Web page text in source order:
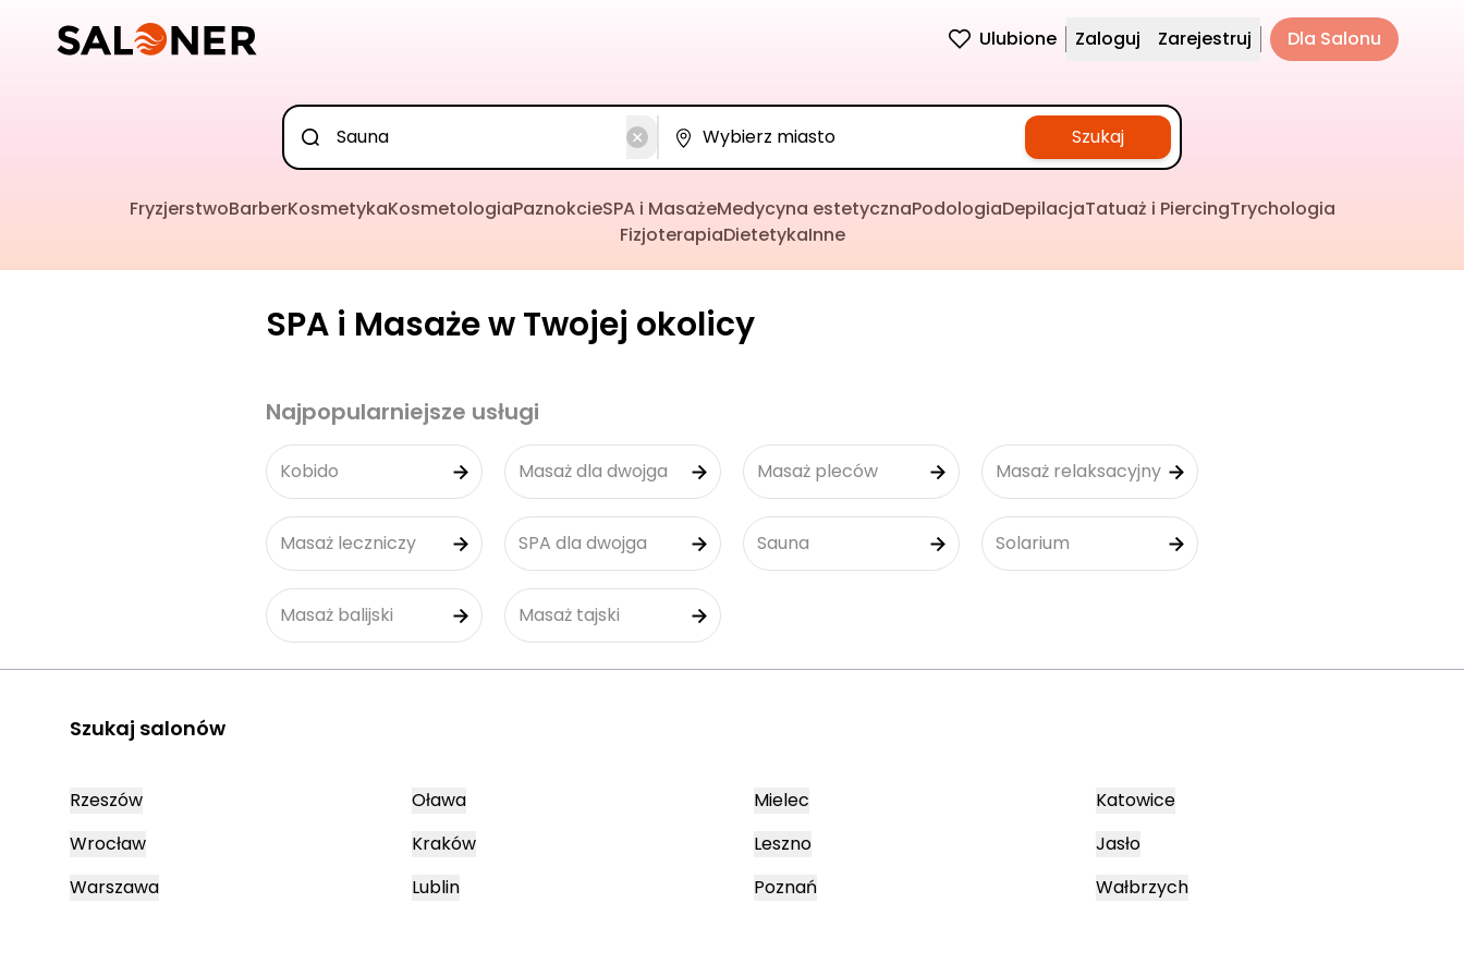
Ulubione Zaloguj Zarejestruj Dla Salonu
Szukaj
FryzjerstwoBarberKosmetykaKosmetologiaPaznokcieSPA i MasażeMedycyna estetycznaPodologiaDepilacjaTatuaż i PiercingTrychologia
FizjoterapiaDietetykaInne
SPA i Masaże w Twojej okolicy
Najpopularniejsze usługi
Kobido Masaż dla dwojga Masaż pleców Masaż relaksacyjny
Masaż leczniczy SPA dla dwojga Sauna Solarium
Masaż balijski Masaż tajski
Szukaj salonów
Rzeszów
Wrocław
Warszawa
Oława
Kraków
Lublin
Mielec
Leszno
Poznań
Katowice
Jasło
Wałbrzych